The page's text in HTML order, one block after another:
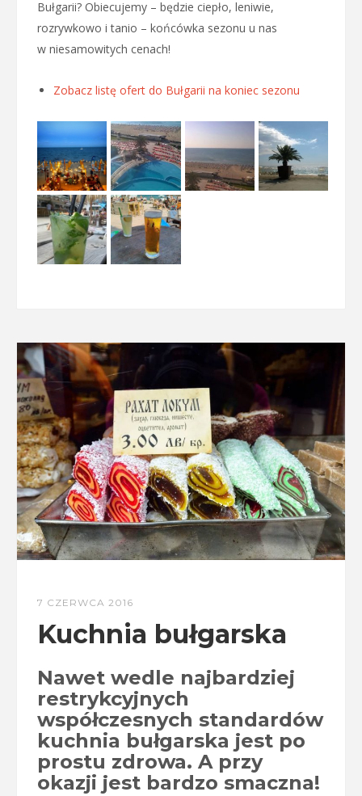
Bułgarii? Obiecujemy – będzie ciepło, leniwie,
rozrywkowo i tanio – końcówka sezonu u nas
w niesamowitych cenach!
Zobacz listę ofert do Bułgarii na koniec sezonu
7 CZERWCA 2016
Kuchnia bułgarska
Nawet wedle najbardziej
restrykcyjnych
współczesnych standardów
kuchnia bułgarska jest po
prostu zdrowa. A przy
okazji jest bardzo smaczna!